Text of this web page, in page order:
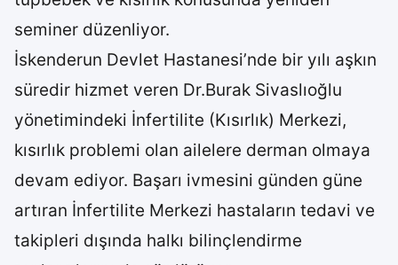
seminer düzenliyor.
İskenderun Devlet Hastanesi’nde bir yılı aşkın
süredir hizmet veren Dr.Burak Sivaslıoğlu
yönetimindeki İnfertilite (Kısırlık) Merkezi,
kısırlık problemi olan ailelere derman olmaya
devam ediyor. Başarı ivmesini günden güne
artıran İnfertilite Merkezi hastaların tedavi ve
takipleri dışında halkı bilinçlendirme